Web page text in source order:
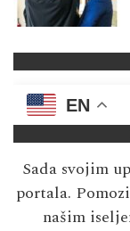
EN
Sada svojim
portala.
našim